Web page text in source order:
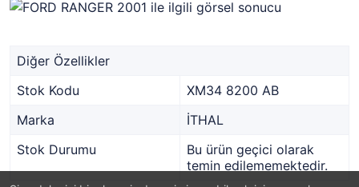
Diğer Özellikler
Stok Kodu
XM34 8200 AB
Marka
İTHAL
Stok Durumu
Bu ürün geçici olarak
temin edilememektedir.